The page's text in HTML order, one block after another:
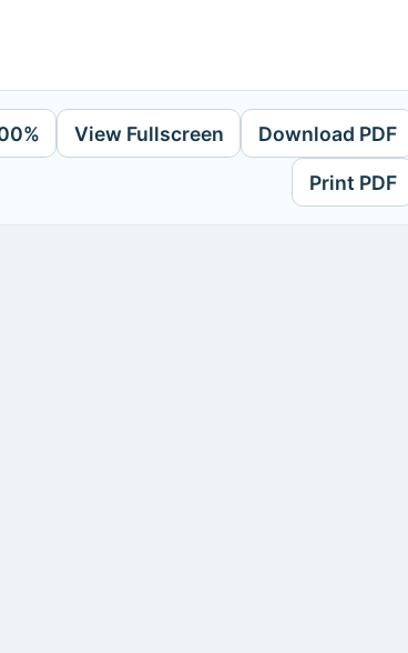
View Fullscreen Download PDF
Print PDF